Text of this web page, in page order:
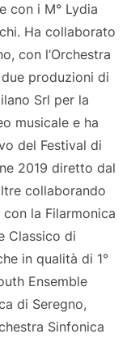
con i M° Lydia
Ha collaborato
con l’Orchestra
produzioni di
Srl per la
musicale e ha
del Festival di
2019 diretto dal
collaborando
con la Filarmonica
Classico di
in qualità di 1°
Ensemble
di Seregno,
Sinfonica